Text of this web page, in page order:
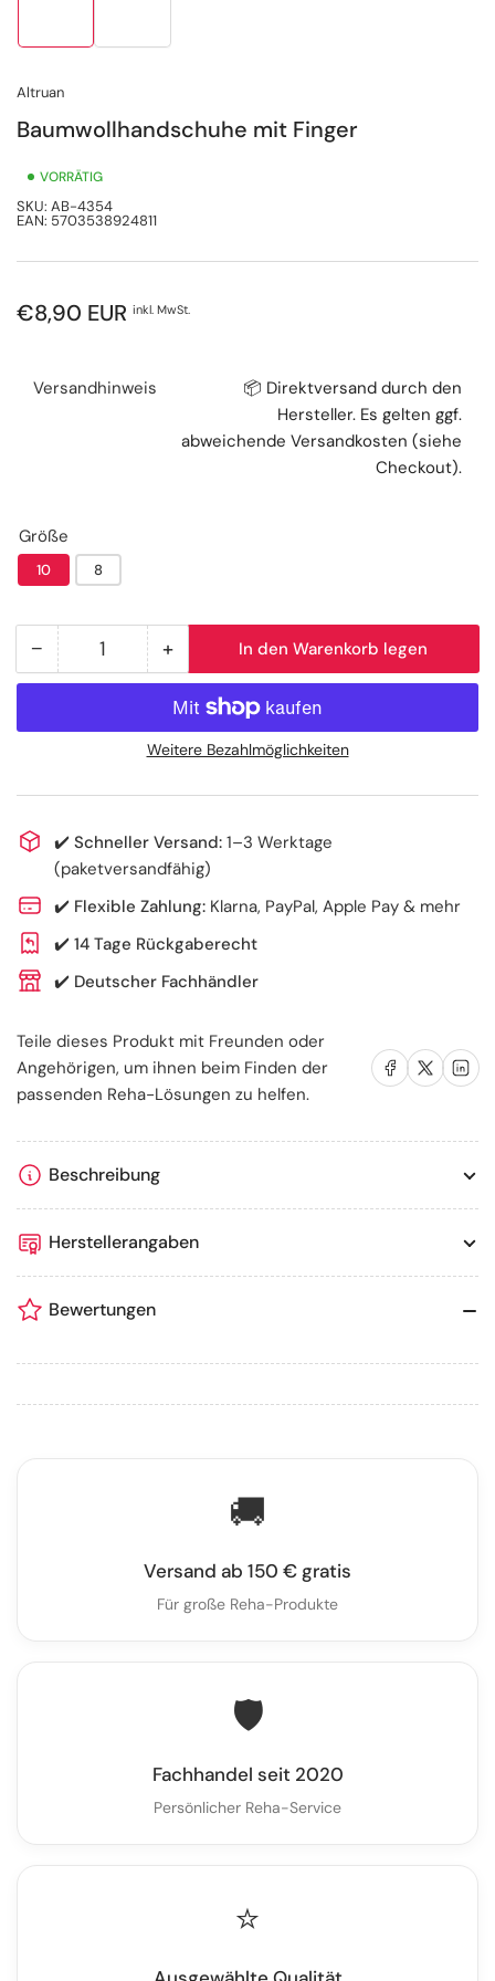
Altruan
Baumwollhandschuhe mit Finger
VORRÄTIG
SKU: AB-4354
EAN: 5703538924811
Normaler
€8,90 EUR inkl. MwSt.
Versandhinweis
📦 Direktversand durch den
Hersteller. Es gelten ggf.
abweichende Versandkosten (siehe
Checkout).
Größe
10 8
− Menge
reduzieren
Baumwollhandschuhe
Finger
Anzahl +Menge
erhöhen
für
Baumwollhandschuhe
mit
Finger
In den Warenkorb legen
Weitere Bezahlmöglichkeiten
✔️ Schneller Versand: 1–3 Werktage
(paketversandfähig)
✔️ Flexible Zahlung: Klarna, PayPal, Apple Pay & mehr
✔️ 14 Tage Rückgaberecht
✔️ Deutscher Fachhändler
Teile dieses Produkt mit Freunden oder
Angehörigen, um ihnen beim Finden der
passenden Reha-Lösungen zu helfen.
Auf Facebook teilenAuf X teilenAuf LinkedIn
Beschreibung
Herstellerangaben
Bewertungen
🚚
Versand ab 150 € gratis
Für große Reha-Produkte
🛡️
Fachhandel seit 2020
Persönlicher Reha-Service
⭐